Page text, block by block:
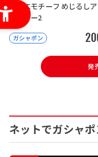
バレエモチーフ めじるし
セサリー2
ガシャポン
発
ネットでガシャポ